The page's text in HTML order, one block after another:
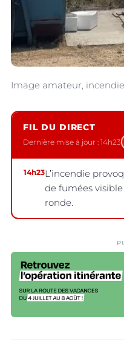
Image amateur,
FIL DU DIRECT
Dernière mise à jour : 14h23
14h23L’incendie
de fumées
ronde.